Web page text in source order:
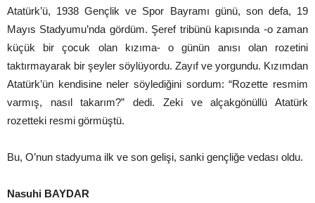
Atatürk’ü, 1938 Gençlik ve Spor Bayramı günü, son defa, 19
Mayıs Stadyumu’nda gördüm. Şeref tribünü kapısında -o zaman
küçük bir çocuk olan kızıma- o günün anısı olan rozetini
taktırmayarak bir şeyler söylüyordu. Zayıf ve yorgundu. Kızımdan
Atatürk’ün kendisine neler söylediğini sordum: “Rozette resmim
varmış, nasıl takarım?” dedi. Zeki ve alçakgönüllü Atatürk
rozetteki resmi görmüştü.
Bu, O’nun stadyuma ilk ve son gelişi, sanki gençliğe vedası oldu.
Nasuhi BAYDAR